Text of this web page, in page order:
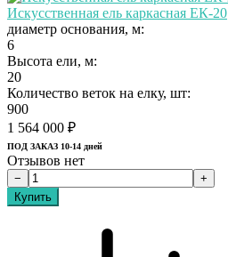
Искусственная ель каркасная ЕК-20
диаметр основания, м:
6
Высота ели, м:
20
Количество веток на елку, шт:
900
1 564 000 ₽
ПОД ЗАКАЗ 10-14 дней
Отзывов нет